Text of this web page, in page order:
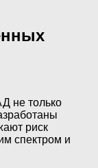
не только
риск
спектром и